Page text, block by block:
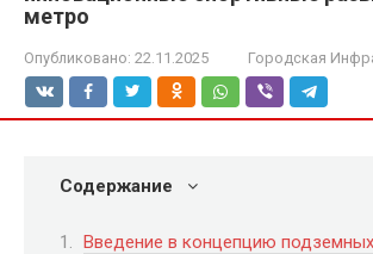
метро
Опубликовано: 22.11.2025 Городская
Содержание
Введение в концепцию